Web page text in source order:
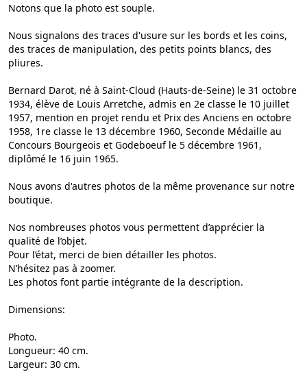
Notons que la photo est souple.
Nous signalons des traces d'usure sur les bords et les coins,
des traces de manipulation, des petits points blancs, des
pliures.
Bernard Darot, né à Saint-Cloud (Hauts-de-Seine) le 31 octobre
1934, élève de Louis Arretche, admis en 2e classe le 10 juillet
1957, mention en projet rendu et Prix des Anciens en octobre
1958, 1re classe le 13 décembre 1960, Seconde Médaille au
Concours Bourgeois et Godeboeuf le 5 décembre 1961,
diplômé le 16 juin 1965.
Nous avons d'autres photos de la même provenance sur notre
boutique.
Nos nombreuses photos vous permettent d’apprécier la
qualité de l’objet.
Pour l’état, merci de bien détailler les photos.
N’hésitez pas à zoomer.
Les photos font partie intégrante de la description.
Dimensions:
Photo.
Longueur: 40 cm.
Largeur: 30 cm.